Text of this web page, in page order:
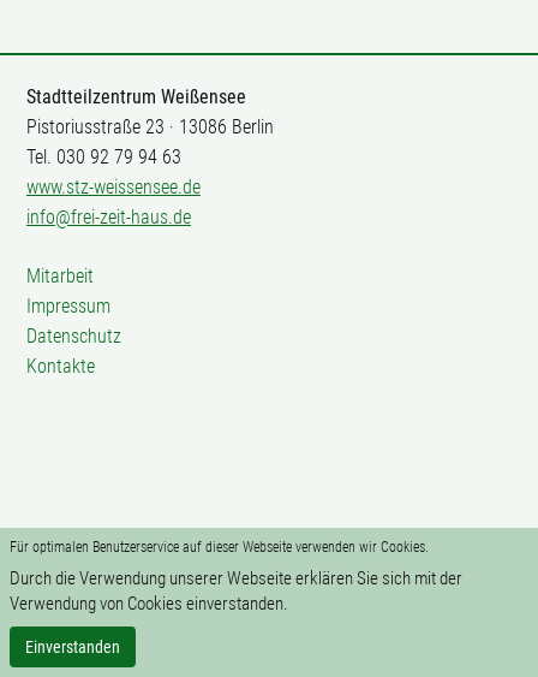
Für optimalen Benutzerservice auf dieser Webseite verwenden wir Cookies.
Durch die Verwendung unserer Webseite erklären Sie sich mit der
Verwendung von Cookies einverstanden.
Einverstanden
Stadtteilzentrum Weißensee
Pistoriusstraße 23 · 13086 Berlin
Tel. 030 92 79 94 63
www.stz-weissensee.de
info@frei-zeit-haus.de
Mitarbeit
Impressum
Datenschutz
Kontakte